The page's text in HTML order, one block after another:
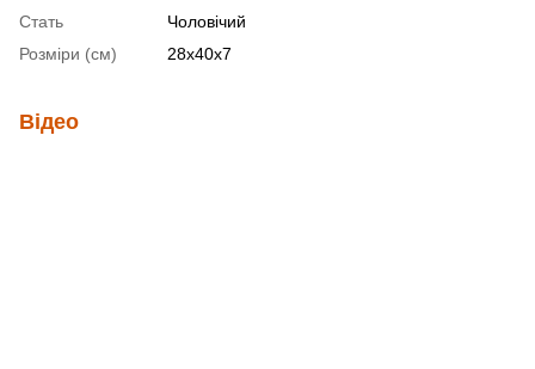
Стать
Чоловічий
Розміри (см)
28х40х7
Відео